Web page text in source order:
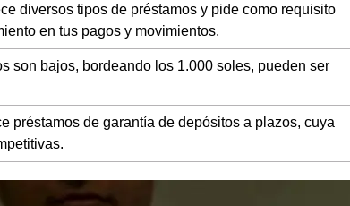
diversos tipos de préstamos y pide como requisito
en tus pagos y movimientos.
son bajos, bordeando los 1.000 soles, pueden ser
préstamos de garantía de depósitos a plazos, cuya